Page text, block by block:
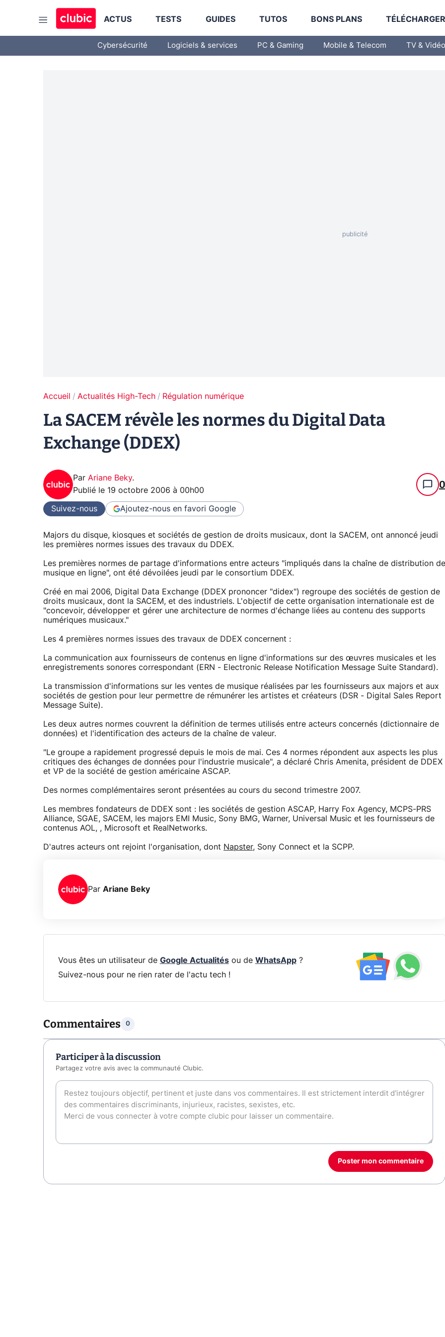
ACTUS TESTS GUIDES TUTOS BONS PLANS
Cybersécurité Logiciels & services PC & Gaming Mobile & Telecom TV & Vidéo
Accueil Actualités High-Tech Régulation numérique
La SACEM révèle les normes du Digital Data
Exchange (DDEX)
Par Ariane Beky.
Publié le 19 octobre 2006 à 00h00 0
Suivez-nous Ajoutez-nous en favori Google
Majors du disque, kiosques et sociétés de gestion de droits musicaux, dont la SACEM, ont annoncé jeudi
les premières normes issues des travaux du DDEX.
Les premières normes de partage d'informations entre acteurs "impliqués dans la chaîne de distribution de
musique en ligne", ont été dévoilées jeudi par le consortium DDEX.
Créé en mai 2006, Digital Data Exchange (DDEX prononcer "didex") regroupe des sociétés de gestion de
droits musicaux, dont la SACEM, et des industriels. L'objectif de cette organisation internationale est de
"concevoir, développer et gérer une architecture de normes d'échange liées au contenu des supports
numériques musicaux."
Les 4 premières normes issues des travaux de DDEX concernent :
La communication aux fournisseurs de contenus en ligne d'informations sur des œuvres musicales et les
enregistrements sonores correspondant (ERN - Electronic Release Notification Message Suite Standard).
La transmission d'informations sur les ventes de musique réalisées par les fournisseurs aux majors et aux
sociétés de gestion pour leur permettre de rémunérer les artistes et créateurs (DSR - Digital Sales Report
Message Suite).
Les deux autres normes couvrent la définition de termes utilisés entre acteurs concernés (dictionnaire de
données) et l'identification des acteurs de la chaîne de valeur.
"Le groupe a rapidement progressé depuis le mois de mai. Ces 4 normes répondent aux aspects les plus
critiques des échanges de données pour l'industrie musicale", a déclaré Chris Amenita, président de DDEX
et VP de la société de gestion américaine ASCAP.
Des normes complémentaires seront présentées au cours du second trimestre 2007.
Les membres fondateurs de DDEX sont : les sociétés de gestion ASCAP, Harry Fox Agency, MCPS-PRS
Alliance, SGAE, SACEM, les majors EMI Music, Sony BMG, Warner, Universal Music et les fournisseurs de
contenus AOL, , Microsoft et RealNetworks.
D'autres acteurs ont rejoint l'organisation, dont Napster, Sony Connect et la SCPP.
Par Ariane Beky
Vous êtes un utilisateur de Google Actualitésou de WhatsApp?
Suivez-nous pour ne rien rater de l'actu tech !
Commentaires 0
Participer à la discussion
Partagez votre avis avec la communauté Clubic.
Poster mon commentaire